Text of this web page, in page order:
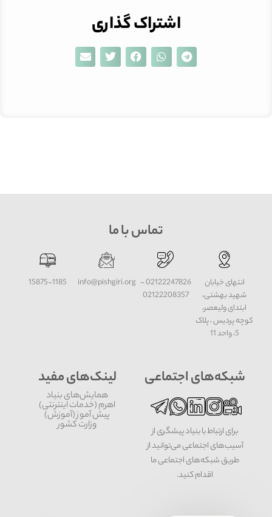
اشتراک گذاری
تماس با ما
انتهای خیابان
شهید بهشتی،
ابتدای ولیعصر،
کوچه پردیس ، پلاک
5، واحد 11
02122247826 -
02122208357
info@pishgiri.org
15875-1185
شبکه‌های اجتماعی
برای ارتباط با بنیاد پیشگری از
آسیب‌های اجتماعی می‌توانید از
طریق شبکه‌‎های اجتماعی ما
اقدام کنید.
لینک‌های مفید
همایش‌های بنیاد
اهرم (خدمات اینترنتی)
پیش آموز (آموزش)
وزارت کشور